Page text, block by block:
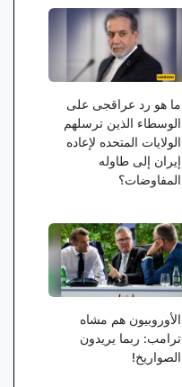
ما هو رد عراقجی على
الوسطاء الذین ترسلهم
الولایات المتحده لإعاده
إیران إلى طاوله
المفاوضات؟
الأوروبیون هم مشاه
ترامب: ربما یریدون
الصواریخ!